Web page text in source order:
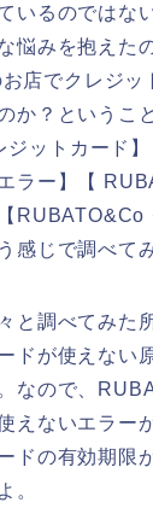
いるのではな
悩みを抱えた
店でクレジッ
か？というこ
ジットカード
ラー】【
RUBATO&Co
じで調べて
と調べてみた
ドが使えない
なので、
えないエラー
ドの有効期限
。